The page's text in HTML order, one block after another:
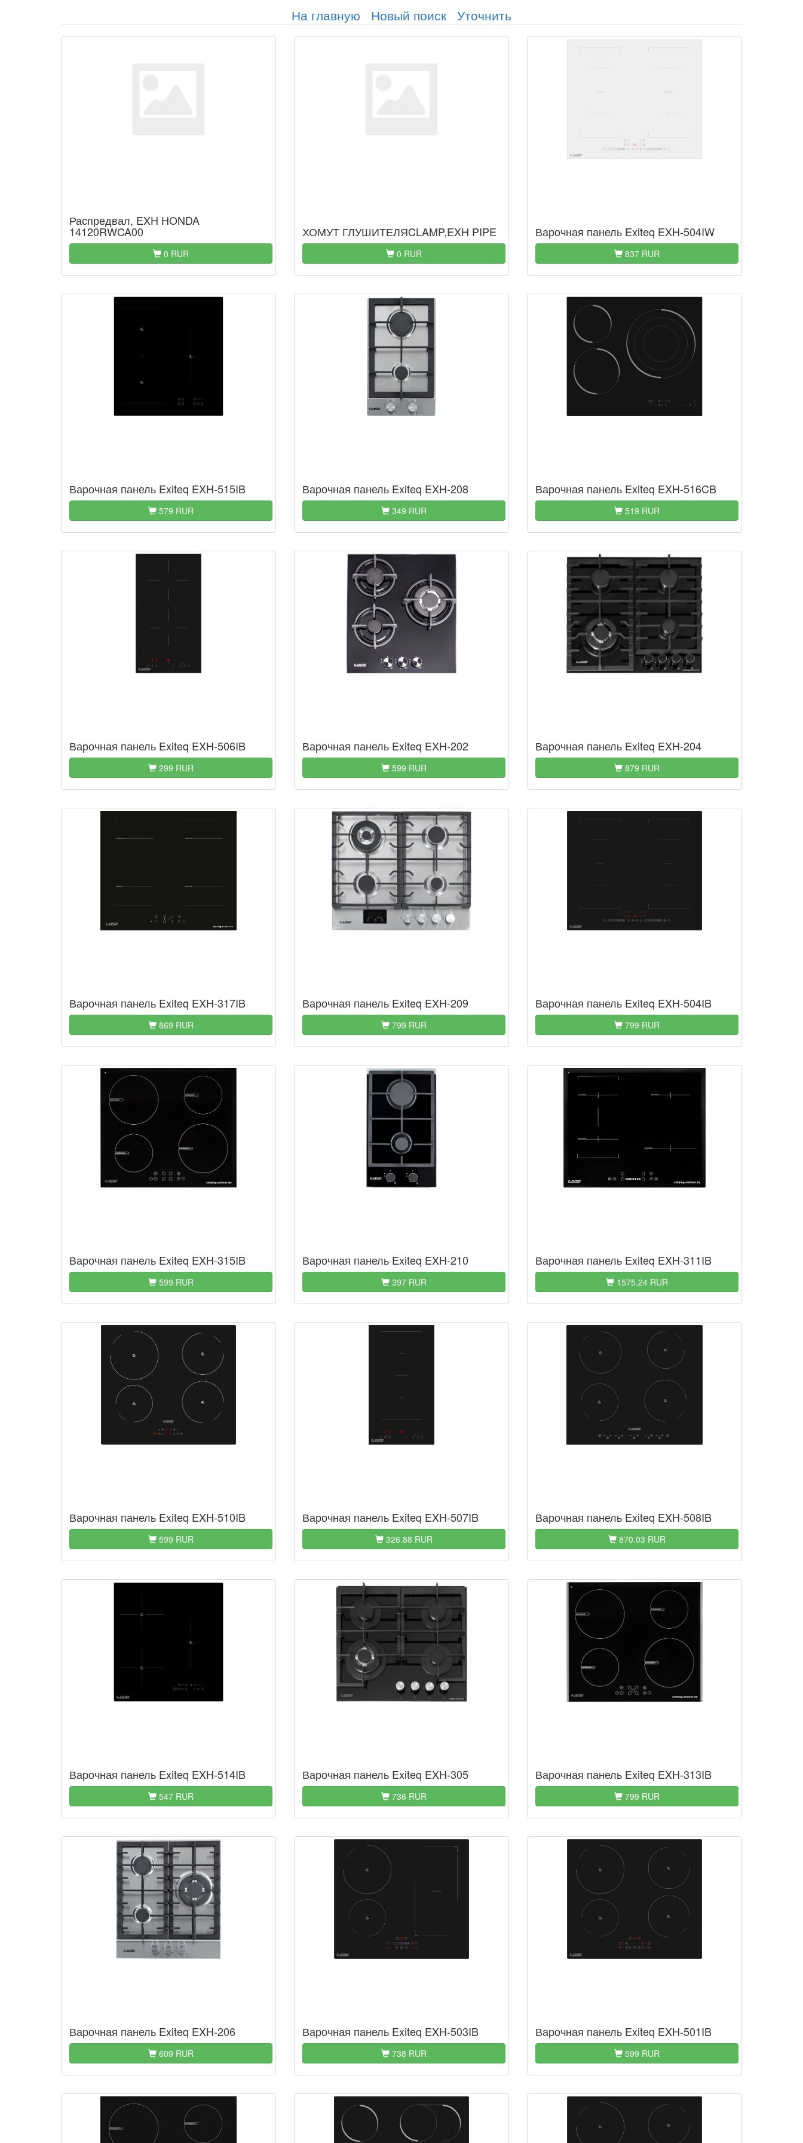
На главную Новый поиск Уточнить
Распредвал, EXH HONDA
14120RWCA00
0 RUR
ХОМУТ ГЛУШИТЕЛЯCLAMP,EXH PIPE
0 RUR
Варочная панель Exiteq EXH-504IW
837 RUR
Варочная панель Exiteq EXH-515IB
579 RUR
Варочная панель Exiteq EXH-208
349 RUR
Варочная панель Exiteq EXH-516CB
519 RUR
Варочная панель Exiteq EXH-506IB
299 RUR
Варочная панель Exiteq EXH-202
599 RUR
Варочная панель Exiteq EXH-204
879 RUR
Варочная панель Exiteq EXH-317IB
869 RUR
Варочная панель Exiteq EXH-209
799 RUR
Варочная панель Exiteq EXH-504IB
799 RUR
Варочная панель Exiteq EXH-315IB
599 RUR
Варочная панель Exiteq EXH-210
397 RUR
Варочная панель Exiteq EXH-311IB
1575.24 RUR
Варочная панель Exiteq EXH-510IB
599 RUR
Варочная панель Exiteq EXH-507IB
326.88 RUR
Варочная панель Exiteq EXH-508IB
870.03 RUR
Варочная панель Exiteq EXH-514IB
547 RUR
Варочная панель Exiteq EXH-305
736 RUR
Варочная панель Exiteq EXH-313IB
799 RUR
Варочная панель Exiteq EXH-206
609 RUR
Варочная панель Exiteq EXH-503IB
738 RUR
Варочная панель Exiteq EXH-501IB
599 RUR